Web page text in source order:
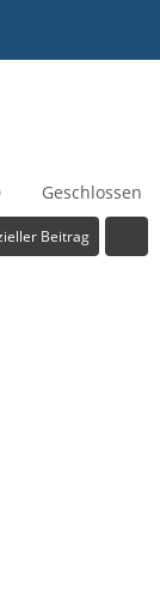
Geschlossen
Beitrag